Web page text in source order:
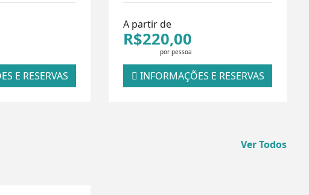
E RESERVAS
A partir de
R$220,00
por pessoa
INFORMAÇÕES E RESERVAS
Ver Todos